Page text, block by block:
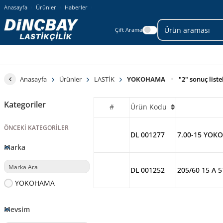
Anasayfa Ürünler Haberler
Çift Arama
Anasayfa Ürünler LASTİK YOKOHAMA "2" sonuç
Kategoriler
ÖNCEKI KATEGORILER
Marka
YOKOHAMA
Mevsim
# Ürün Kodu
DL 001277 7.00-15
DL 001252 205/60 15 A